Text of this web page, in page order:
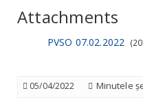
Attachments
PVSO 07.02.2022
05/04/2022 Minutele